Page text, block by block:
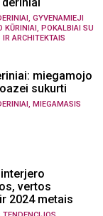
, GYVENAMIEJI
KŪRINIAI , POKALBIAI SU
ARCHITEKTAIS
miegamojo
sukurti
MIEGAMASIS
vertos
2024 metais